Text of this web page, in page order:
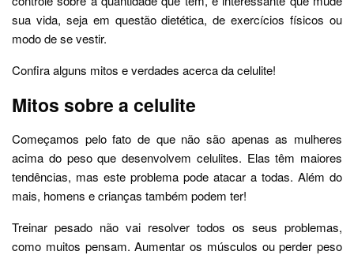
sua vida, seja em questão dietética, de exercícios físicos ou
modo de se vestir.
Confira alguns mitos e verdades acerca da celulite!
Mitos sobre a celulite
Começamos pelo fato de que não são apenas as mulheres
acima do peso que desenvolvem celulites. Elas têm maiores
tendências, mas este problema pode atacar a todas. Além do
mais, homens e crianças também podem ter!
Treinar pesado não vai resolver todos os seus problemas,
como muitos pensam. Aumentar os músculos ou perder peso